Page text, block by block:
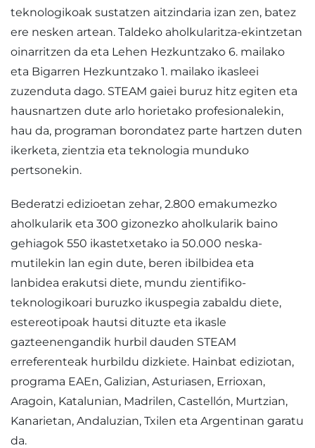
teknologikoak sustatzen aitzindaria izan zen, batez
ere nesken artean. Taldeko aholkularitza-ekintzetan
oinarritzen da eta Lehen Hezkuntzako 6. mailako
eta Bigarren Hezkuntzako 1. mailako ikasleei
zuzenduta dago. STEAM gaiei buruz hitz egiten eta
hausnartzen dute arlo horietako profesionalekin,
hau da, programan borondatez parte hartzen duten
ikerketa, zientzia eta teknologia munduko
pertsonekin.
Bederatzi edizioetan zehar, 2.800 emakumezko
aholkularik eta 300 gizonezko aholkularik baino
gehiagok 550 ikastetxetako ia 50.000 neska-
mutilekin lan egin dute, beren ibilbidea eta
lanbidea erakutsi diete, mundu zientifiko-
teknologikoari buruzko ikuspegia zabaldu diete,
estereotipoak hautsi dituzte eta ikasle
gazteenengandik hurbil dauden STEAM
erreferenteak hurbildu dizkiete. Hainbat ediziotan,
programa EAEn, Galizian, Asturiasen, Errioxan,
Aragoin, Katalunian, Madrilen, Castellón, Murtzian,
Kanarietan, Andaluzian, Txilen eta Argentinan garatu
da.